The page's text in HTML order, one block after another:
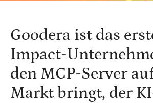
Goodera ist das
Impact-
den MCP-Server
Markt bringt, der